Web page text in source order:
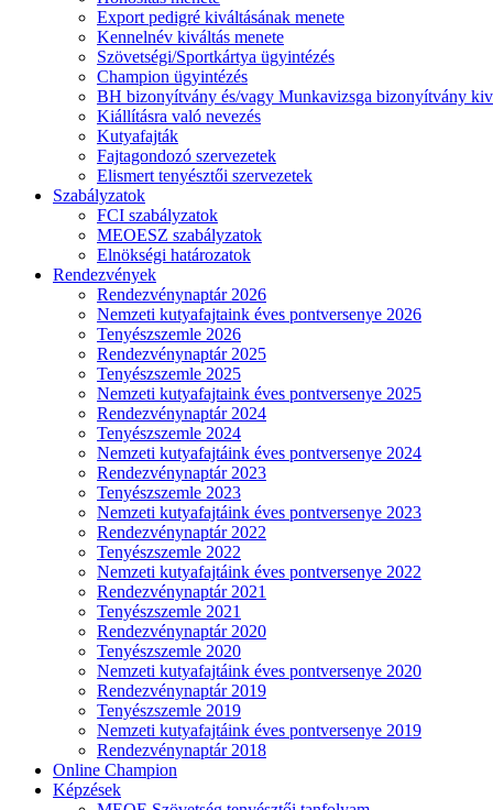
Export pedigré kiváltásának menete
Kennelnév kiváltás menete
Szövetségi/Sportkártya ügyintézés
Champion ügyintézés
BH bizonyítvány és/vagy Munkavizsga bizonyítvány
Kiállításra való nevezés
Kutyafajták
Fajtagondozó szervezetek
Elismert tenyésztői szervezetek
Szabályzatok
FCI szabályzatok
MEOESZ szabályzatok
Elnökségi határozatok
Rendezvények
Rendezvénynaptár 2026
Nemzeti kutyafajtaink éves pontversenye 2026
Tenyészszemle 2026
Rendezvénynaptár 2025
Tenyészszemle 2025
Nemzeti kutyafajtaink éves pontversenye 2025
Rendezvénynaptár 2024
Tenyészszemle 2024
Nemzeti kutyafajtáink éves pontversenye 2024
Rendezvénynaptár 2023
Tenyészszemle 2023
Nemzeti kutyafajtáink éves pontversenye 2023
Rendezvénynaptár 2022
Tenyészszemle 2022
Nemzeti kutyafajtáink éves pontversenye 2022
Rendezvénynaptár 2021
Tenyészszemle 2021
Rendezvénynaptár 2020
Tenyészszemle 2020
Nemzeti kutyafajtáink éves pontversenye 2020
Rendezvénynaptár 2019
Tenyészszemle 2019
Nemzeti kutyafajtáink éves pontversenye 2019
Rendezvénynaptár 2018
Online Champion
Képzések